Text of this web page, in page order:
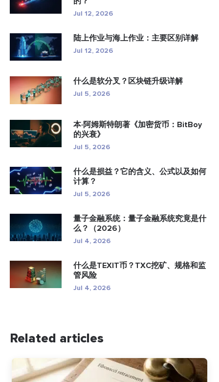
Jul 12, 2026
陆上作业与海上作业：主要区别详解
Jul 12, 2026
什么是软分叉？区块链升级详解
Jul 5, 2026
本·阿姆斯特朗著《加密货币：BitBoy
的兴衰》
Jul 5, 2026
什么是损益？它的含义、公式以及如何
计算？
Jul 5, 2026
量子金融系统：量子金融系统究竟是什
么？（2026）
Jul 4, 2026
什么是TEXIT币？TXC挖矿、规格和监
管风险
Jul 4, 2026
Related articles